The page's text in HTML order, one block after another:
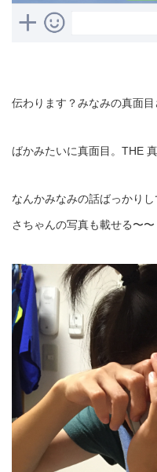
伝わります？みなみの真面目
ばかみたいに真面目。THE 真
なんかみなみの話ばっかり
さちゃんの写真も載せる〜〜